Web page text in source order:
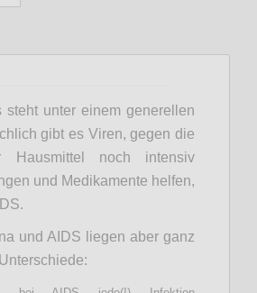
steht unter einem generellen
gibt es Viren, gegen die
Hausmittel noch intensiv
und Medikamente helfen,
und AIDS liegen aber ganz